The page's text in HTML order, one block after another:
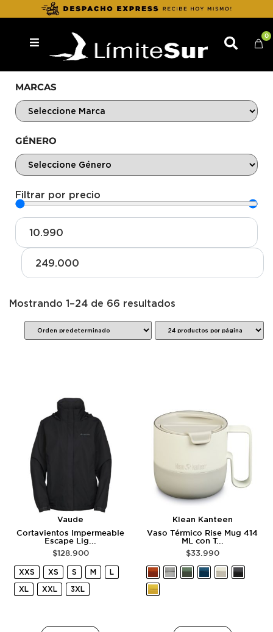
0
MARCAS
GÉNERO
Filtrar por precio
Mostrando 1–24 de 66 resultados
Vaude
Cortavientos Impermeable
Escape Lig...
$128.900
XXS XS S M
L
XL
XXL 3XL
Klean Kanteen
Vaso Térmico Rise Mug 414
ML con T...
$33.990